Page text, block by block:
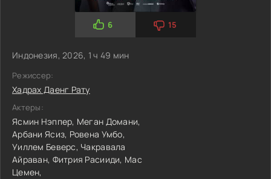
6 15
Индонезия, 2026, 1 ч 49 мин
Режиссер:
Хадрах Даенг Рату
Актеры:
Ясмин Нэппер, Меган Домани,
Арбани Ясиз, Ровена Умбо,
Уиллем Беверс, Чакравала
Айраван, Фитрия Расииди, Мас
Цемен,